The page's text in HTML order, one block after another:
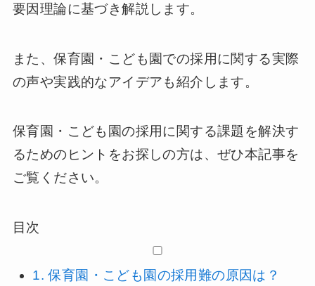
要因理論に基づき解説します。
また、保育園・こども園での採用に関する実際
の声や実践的なアイデアも紹介します。
保育園・こども園の採用に関する課題を解決す
るためのヒントをお探しの方は、ぜひ本記事を
ご覧ください。
目次
1.保育園・こども園の採用難の原因は？